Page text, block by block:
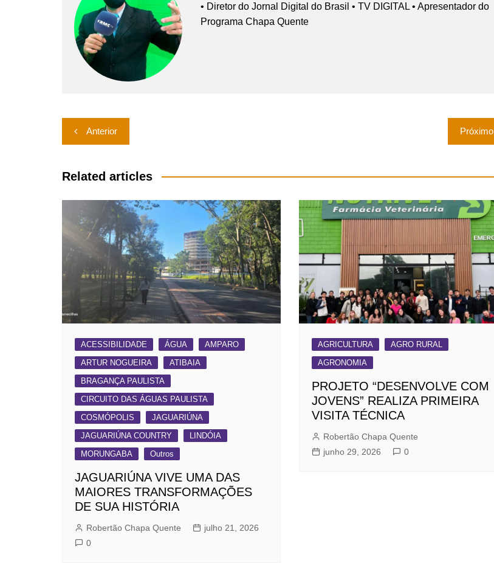
• Diretor do Jornal Digital do Brasil • TV DIGITAL • Apresentador do
Programa Chapa Quente
Navegação
de
Post
Anterior Próximo
Related articles
ACESSIBILIDADE ÁGUA
AMPARO
ARTUR NOGUEIRA
ATIBAIA
BRAGANÇA PAULISTA
CIRCUITO DAS ÁGUAS PAULISTA
COSMÓPOLIS
JAGUARIÚNA
JAGUARIÚNA COUNTRY
LINDÓIA
MORUNGABA
Outros
JAGUARIÚNA VIVE UMA DAS
MAIORES TRANSFORMAÇÕES
DE SUA HISTÓRIA
Robertão Chapa Quente
julho 21, 2026
0
AGRICULTURA
AGRO RURAL
AGRONOMIA
PROJETO “DESENVOLVE COM
JOVENS” REALIZA PRIMEIRA
VISITA TÉCNICA
Robertão Chapa Quente
junho 29, 2026
0